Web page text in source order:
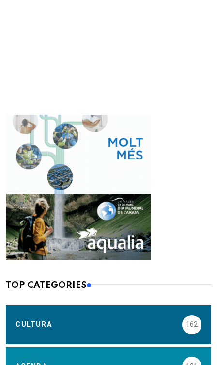
TOP CATEGORIES
CULTURA 162